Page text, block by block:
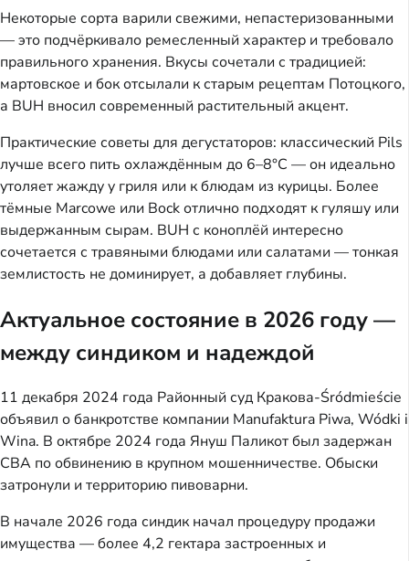
Некоторые сорта варили свежими, непастеризованными
— это подчёркивало ремесленный характер и требовало
правильного хранения. Вкусы сочетали с традицией:
мартовское и бок отсылали к старым рецептам Потоцкого,
а BUH вносил современный растительный акцент.
Практические советы для дегустаторов: классический Pils
лучше всего пить охлаждённым до 6–8°C — он идеально
утоляет жажду у гриля или к блюдам из курицы. Более
тёмные Marcowe или Bock отлично подходят к гуляшу или
выдержанным сырам. BUH с коноплёй интересно
сочетается с травяными блюдами или салатами — тонкая
землистость не доминирует, а добавляет глубины.
Актуальное состояние в 2026 году —
между синдиком и надеждой
11 декабря 2024 года Районный суд Кракова-Śródmieście
объявил о банкротстве компании Manufaktura Piwa, Wódki i
Wina. В октябре 2024 года Януш Паликот был задержан
CBA по обвинению в крупном мошенничестве. Обыски
затронули и территорию пивоварни.
В начале 2026 года синдик начал процедуру продажи
имущества — более 4,2 гектара застроенных и